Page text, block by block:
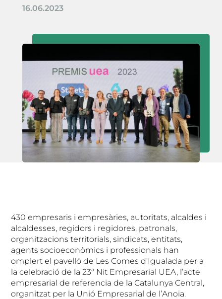
16.06.2023
430 empresaris i empresàries, autoritats, alcaldes i
alcaldesses, regidors i regidores, patronals,
organitzacions territorials, sindicats, entitats,
agents socioeconòmics i professionals han
omplert el pavelló de Les Comes d’Igualada per a
la celebració de la 23ª Nit Empresarial UEA, l’acte
empresarial de referencia de la Catalunya Central,
organitzat per la Unió Empresarial de l’Anoia.